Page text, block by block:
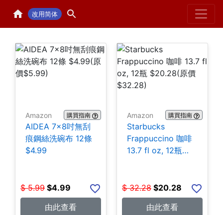
改用简体 Home
Amazon 購買指南
AIDEA 7×8吋無刮
痕鋼絲洗碗布 12條
$4.99
$ 5.99 $4.99
由此查看
Amazon 購買指南
Starbucks
Frappuccino 咖啡
13.7 fl oz, 12瓶
$ 32.28 $20.28
由此查看